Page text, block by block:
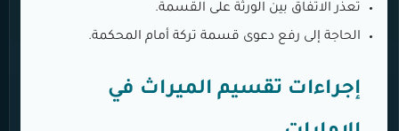
تعذر الاتفاق بين الورثة على القسمة.
الحاجة إلى رفع دعوى قسمة تركة أمام المحكمة.
إجراءات تقسيم الميراث في